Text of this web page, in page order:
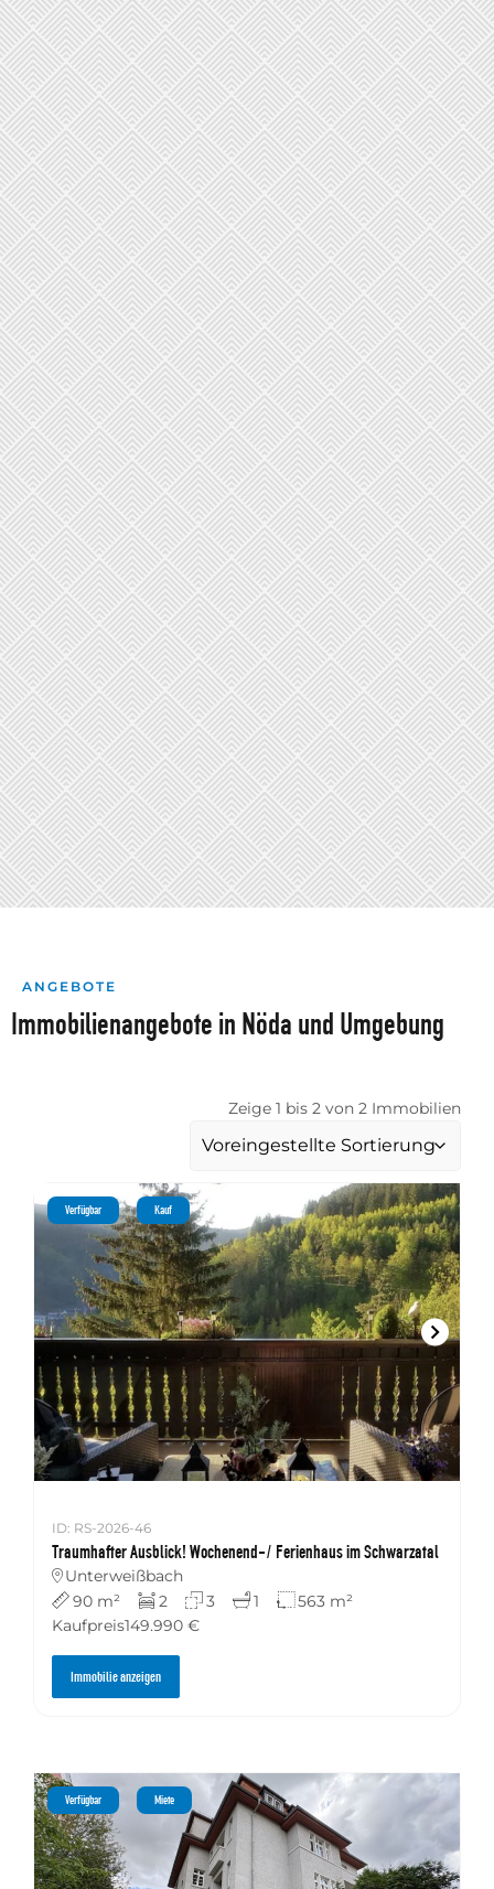
ANGEBOTE
Immobilienangebote in Nöda und Umgebung
Zeige 1 bis 2 von 2 Immobilien
Verfügbar Kauf
ID: RS-2026-46
Traumhafter Ausblick! Wochenend-/ Ferienhaus im Schwarzatal
Unterweißbach
90 m²
2 3 1
563 m²
Kaufpreis149.990 €
Immobilie anzeigen
Verfügbar Miete